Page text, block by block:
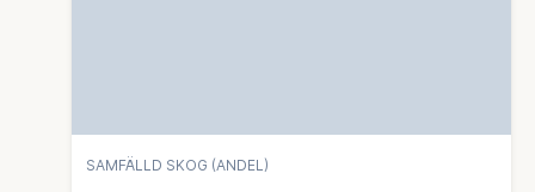
SAMFÄLLD SKOG (ANDEL)